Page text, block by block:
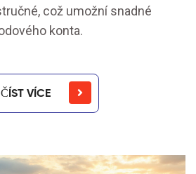
což umožní snadné
konta.
ČÍST VÍCE